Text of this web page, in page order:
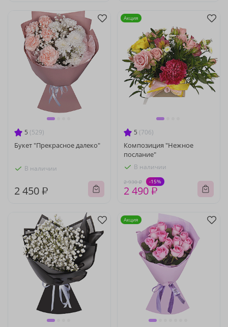
5 (529)
Букет "Прекрасное далеко"
В наличии
2 450 ₽
5 (706)
Композиция "Нежное
послание"
В наличии
2 930 ₽ -15%
2 490 ₽
Акция
Акция